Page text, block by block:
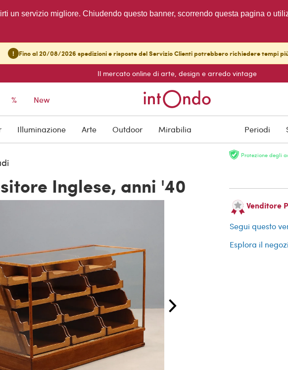
un servizio migliore. Chiudendo questo banner, scorrendo questa pagina o
! Fino al 20/08/2026 spedizioni e risposte del Servizio Clienti potrebbero richiedere tempi
Il mercato online di arte, design e arredo vintage
% New
Illuminazione Arte Outdoor Mirabilia Periodi
Inglese, anni '40
Protezione degli
Venditore
Segui questo
Esplora il